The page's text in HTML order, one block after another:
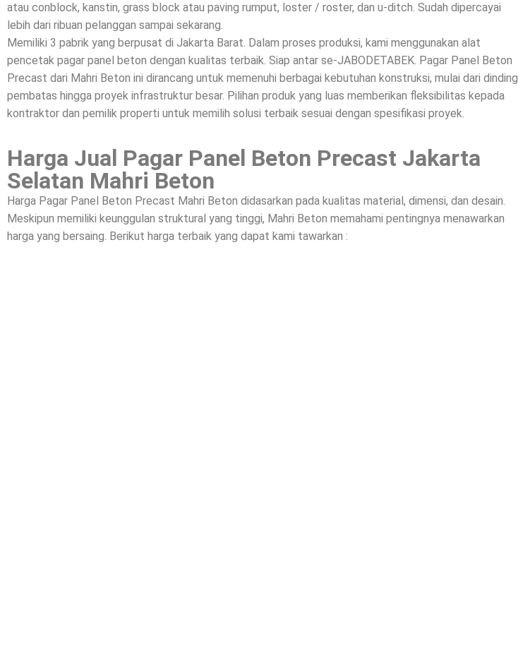
atau conblock, kanstin, grass block atau paving rumput, loster / roster, dan u-ditch. Sudah dipercayai
lebih dari ribuan pelanggan sampai sekarang.
Memiliki 3 pabrik yang berpusat di Jakarta Barat. Dalam proses produksi, kami menggunakan alat
pencetak pagar panel beton dengan kualitas terbaik. Siap antar se-JABODETABEK. Pagar Panel Beton
Precast dari Mahri Beton ini dirancang untuk memenuhi berbagai kebutuhan konstruksi, mulai dari dinding
pembatas hingga proyek infrastruktur besar. Pilihan produk yang luas memberikan fleksibilitas kepada
kontraktor dan pemilik properti untuk memilih solusi terbaik sesuai dengan spesifikasi proyek.
Harga Jual Pagar Panel Beton Precast Jakarta
Selatan Mahri Beton
Harga Pagar Panel Beton Precast Mahri Beton didasarkan pada kualitas material, dimensi, dan desain.
Meskipun memiliki keunggulan struktural yang tinggi, Mahri Beton memahami pentingnya menawarkan
harga yang bersaing. Berikut harga terbaik yang dapat kami tawarkan :